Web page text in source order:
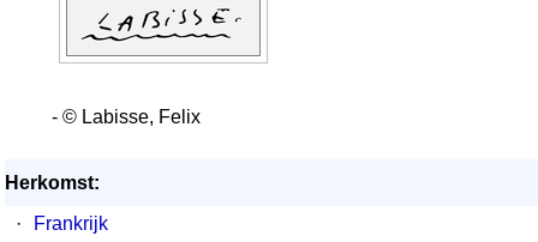
- © Labisse, Felix
Herkomst:
·
Frankrijk